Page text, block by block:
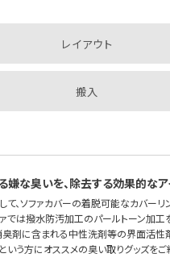
レイアウト
搬入
嫌な臭いを、除去する効果的なア
て、ソファカバーの着脱可能なカバー
ァでは撥水防汚加工のパールトーン加工
剤に含まれる中性洗剤等の界面活性
いう方にオススメの臭い取りグッズを